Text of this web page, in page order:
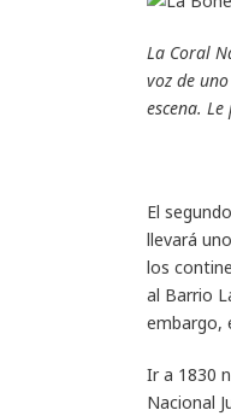
La Coral
voz de
escena.
El
llevará
los
al Barrio
embargo,
Ir a 1830
Nacional